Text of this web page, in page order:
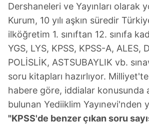
Dershaneleri ve Yayınları olarak
Kurum, 10 yılı aşkın süredir
ilköğretim 1. sınıftan 12. sınıfa
YGS, LYS, KPSS, KPSS-A, ALES,
POLİSLİK, ASTSUBAYLIK vb.
soru kitapları hazırlıyor.
habere göre, iddialar konusunda
bulunan Yediiklim Yayınevi'nden
"KPSS'de benzer çıkan soru